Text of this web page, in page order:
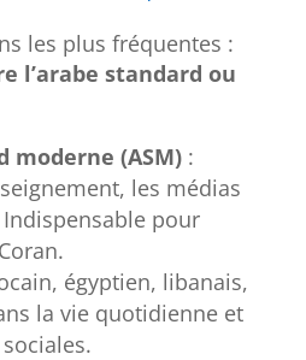
les plus fréquentes :
l’arabe standard ou
moderne (ASM):
les médias
pour
égyptien, libanais,
la vie quotidienne et